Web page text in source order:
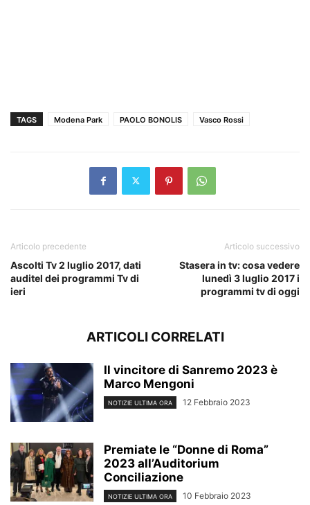
TAGS Modena Park PAOLO BONOLIS Vasco Rossi
Articolo precedente
Ascolti Tv 2 luglio 2017, dati
auditel dei programmi Tv di
ieri
Articolo successivo
Stasera in tv: cosa vedere
lunedì 3 luglio 2017 i
programmi tv di oggi
ARTICOLI CORRELATI
Il vincitore di Sanremo 2023 è
Marco Mengoni
NOTIZIE ULTIMA ORA 12 Febbraio 2023
Premiate le “Donne di Roma”
2023 all’Auditorium
Conciliazione
NOTIZIE ULTIMA ORA 10 Febbraio 2023